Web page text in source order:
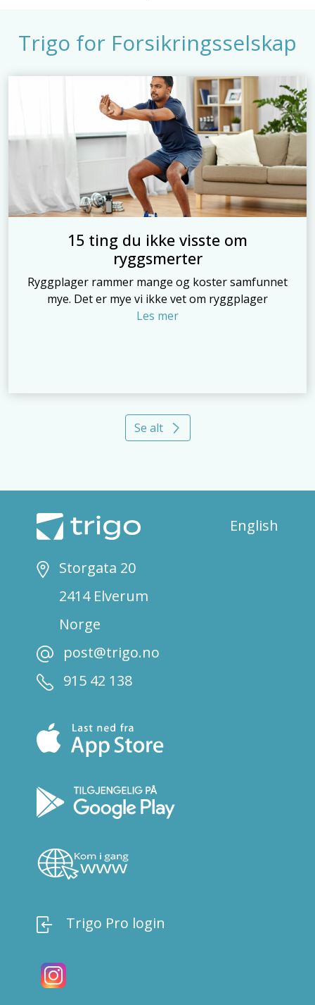
Trigo for Forsikringsselskap
15 ting du ikke visste om
ryggsmerter
Ryggplager rammer mange og koster samfunnet
mye. Det er mye vi ikke vet om ryggplager
Les mer
Se alt
English
Storgata 20
2414 Elverum
Norge
post@trigo.no
915 42 138
Trigo Pro login